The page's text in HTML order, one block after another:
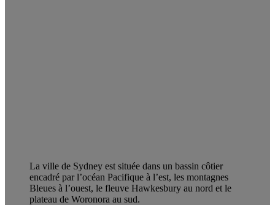
La ville de Sydney est située dans un bassin côtier
encadré par l’océan Pacifique à l’est, les montagnes
Bleues à l’ouest, le fleuve Hawkesbury au nord et le
plateau de Woronora au sud.